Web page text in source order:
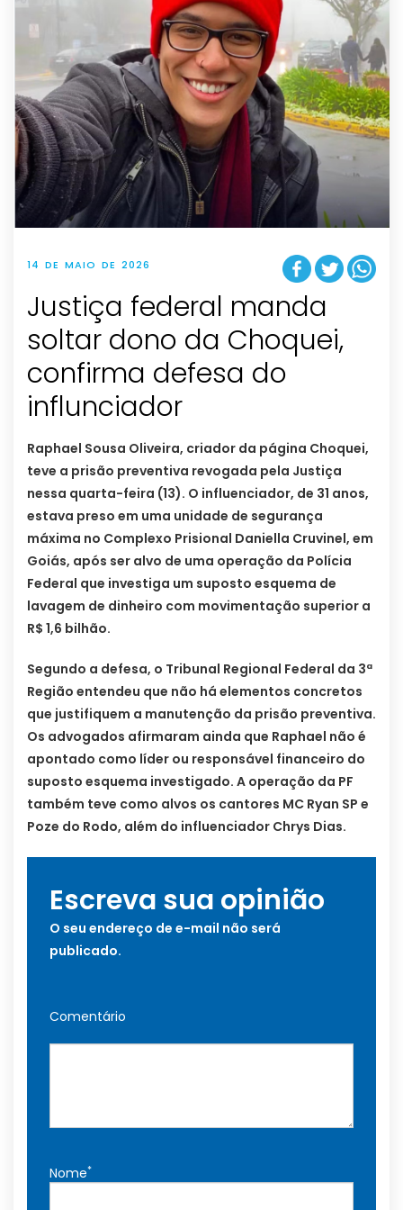
14 DE MAIO DE 2026
Justiça federal manda
soltar dono da Choquei,
confirma defesa do
influnciador
Raphael Sousa Oliveira, criador da página Choquei,
teve a prisão preventiva revogada pela Justiça
nessa quarta-feira (13). O influenciador, de 31 anos,
estava preso em uma unidade de segurança
máxima no Complexo Prisional Daniella Cruvinel, em
Goiás, após ser alvo de uma operação da Polícia
Federal que investiga um suposto esquema de
lavagem de dinheiro com movimentação superior a
R$ 1,6 bilhão.
Segundo a defesa, o Tribunal Regional Federal da 3ª
Região entendeu que não há elementos concretos
que justifiquem a manutenção da prisão preventiva.
Os advogados afirmaram ainda que Raphael não é
apontado como líder ou responsável financeiro do
suposto esquema investigado. A operação da PF
também teve como alvos os cantores MC Ryan SP e
Poze do Rodo, além do influenciador Chrys Dias.
Escreva sua opinião
O seu endereço de e-mail não será
publicado.
Comentário
Nome*